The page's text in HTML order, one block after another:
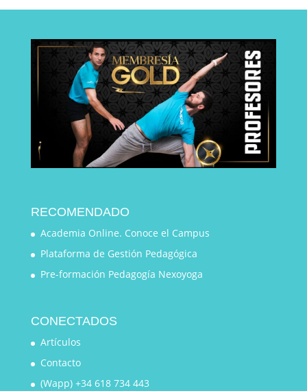
RECOMENDADO
Academia Online. Conoce el Campus
Plataforma de Gestión Pedagógica
Pre-formación Pedagogía Nexoyoga
CONECTADOS
Artículos
Contacto
(Wapp) +34 618 734 443